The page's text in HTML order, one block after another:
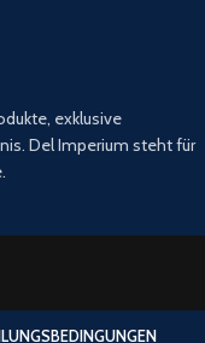
exklusive
Del Imperium steht für